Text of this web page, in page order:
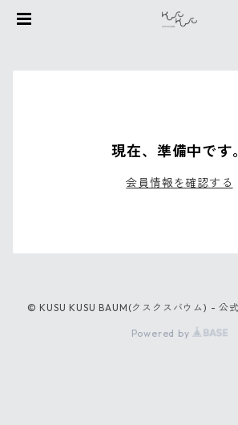
現在、準備中です。
会員情報を確認する
© KUSU KUSU BAUM(クスクスバウム) - 公
Powered by